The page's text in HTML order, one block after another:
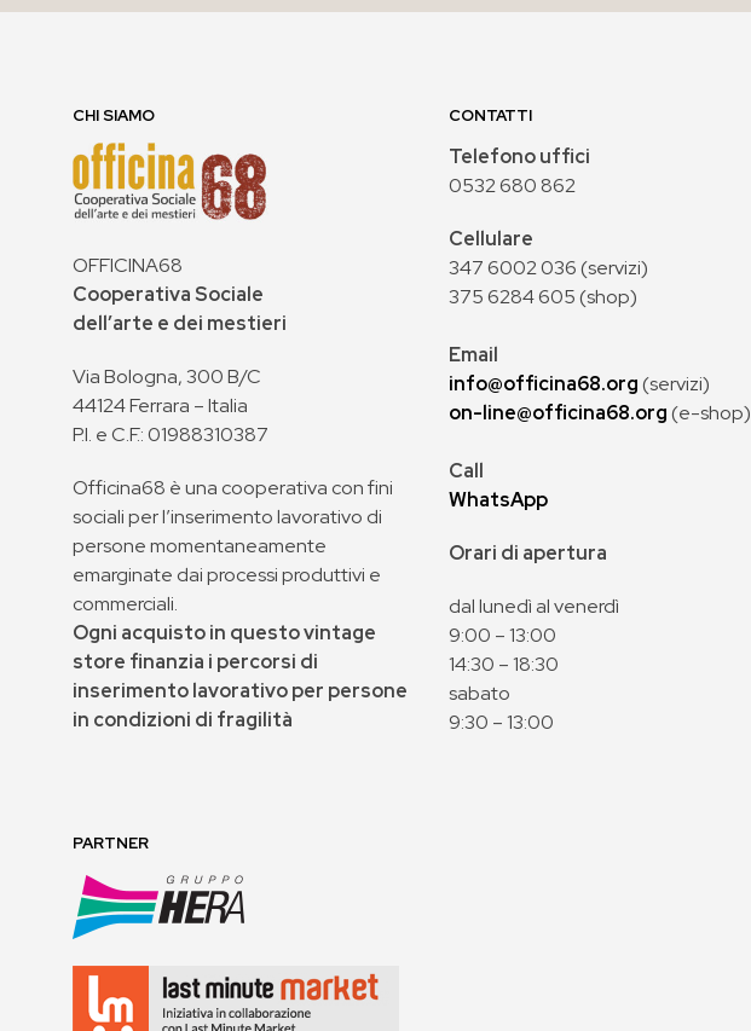
CHI SIAMO
OFFICINA68
Cooperativa Sociale
dell’arte e dei mestieri
Via Bologna, 300 B/C
44124 Ferrara – Italia
P.I. e C.F.: 01988310387
Officina68 è una cooperativa con fini
sociali per l’inserimento lavorativo di
persone momentaneamente
emarginate dai processi produttivi e
commerciali.
Ogni acquisto in questo vintage
store finanzia i percorsi di
inserimento lavorativo per persone
in condizioni di fragilità
CONTATTI
Telefono uffici
0532 680 862
Cellulare
347 6002 036 (servizi)
375 6284 605 (shop)
Email
info@officina68.org(servizi)
on-line@officina68.org(e-shop)
Call
WhatsApp
Orari di apertura
dal lunedì al venerdì
9:00 – 13:00
14:30 – 18:30
sabato
9:30 – 13:00
PARTNER